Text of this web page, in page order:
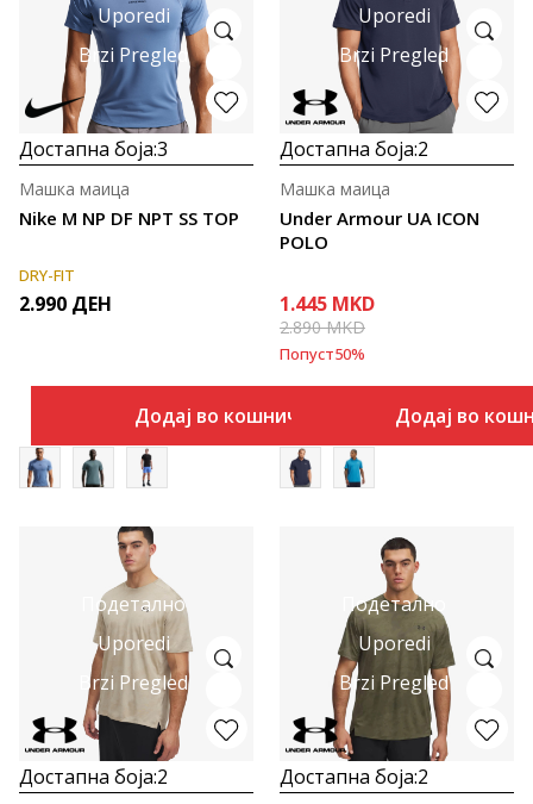
Uporedi
Brzi Pregled
Достапна боја:3
Nike M NP DF NPT SS TOP
Машка маица
DRY-FIT
2.990 ДЕН
Додај во кошничка
Uporedi
Brzi Pregled
Достапна боја:2
Under Armour UA ICON
POLO
Машка маица
1.445 MKD
2.890MKD
Попуст50%
Додај во
Подетално
Uporedi
Brzi Pregled
Достапна боја:2
Подетално
Uporedi
Brzi Pregled
Достапна боја:2